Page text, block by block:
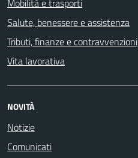
Mobilità e trasporti
Salute, benessere e assistenza
Tributi, finanze e contravvenzioni
Vita lavorativa
NOVITÀ
Notizie
Comunicati